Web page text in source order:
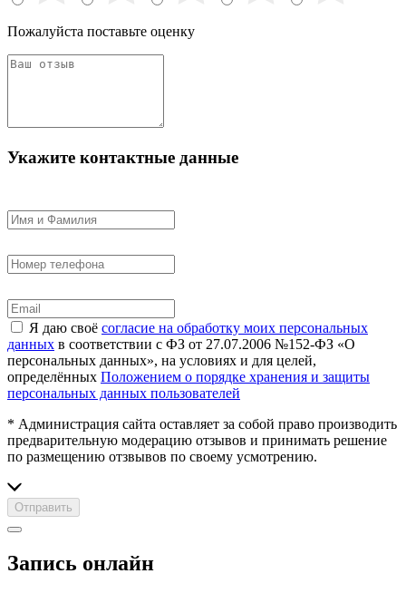
Пожалуйста поставьте оценку
Укажите контактные данные
Я даю своё согласие на обработку моих персональных
данных в соответствии с ФЗ от 27.07.2006 №152-ФЗ «О
персональных данных», на условиях и для целей,
определённых Положением о порядке хранения и защиты
персональных данных пользователей
* Администрация сайта оставляет за собой право производить
предварительную модерацию отзывов и принимать решение
по размещению отзвывов по своему усмотрению.
Отправить
Запись онлайн